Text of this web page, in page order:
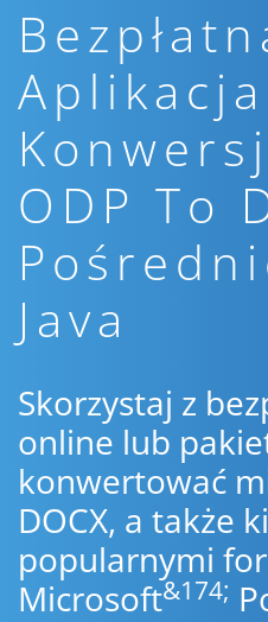
ODP To
Java
Skorzystaj z
online lub
konwertować
DOCX, a także
popularnymi
Microsoft&174;